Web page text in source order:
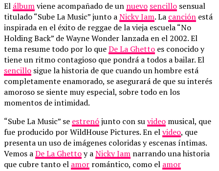
El álbumviene acompañado de un nuevo sencillo sensual
titulado “Sube La Music” junto aNicky Jam. La canción está
inspirada en el éxito de reggae de la vieja escuela “No
Holding Back” de Wayne Wonder lanzada en el 2002. El
tema resume todo por lo queDe La Ghetto es conocido y
tiene un ritmo contagioso que pondrá a todos a bailar. El
sencillo sigue la historia de que cuando un hombre está
completamente enamorado, se asegurará de que su interés
amoroso se siente muy especial, sobre todo en los
momentos de intimidad.
“Sube La Music” se estrenójunto con suvideo musical, que
fue producido por WildHouse Pictures. En elvideo, que
presenta un uso de imágenes coloridas y escenas íntimas.
Vemos aDe La Ghettoy aNicky Jam narrando una historia
que cubre tanto el amor romántico, como el amor